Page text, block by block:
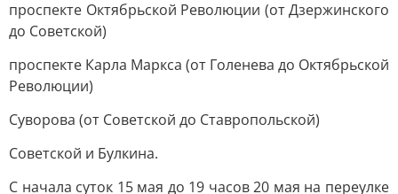
проспекте Октябрьской Революции (от Дзержинского
до Советской)
проспекте Карла Маркса (от Голенева до Октябрьской
Революции)
Суворова (от Советской до Ставропольской)
Советской и Булкина.
С начала суток 15 мая до 19 часов 20 мая на переулке